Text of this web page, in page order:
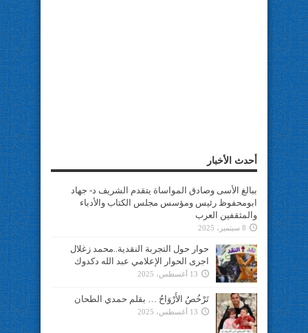
أحدث الأخبار
ببالغ الأسى وصادق المواساة يتقدم الشريف د- جهاد
ابومحفوظ رئيس ومؤسس مجلس الكتاب والأدباء
والمثقفين العرب
8 سبتمبر، 2025
حوار حول التجربة النقدية..محمد زغلال
اجرى الحوار الإعلامي عبد الله دكدوك
13 أغسطس، 2025
تَرْخُصُ الأَرْوَاحُ … بقلم حمدي الطحان
13 أغسطس، 2025